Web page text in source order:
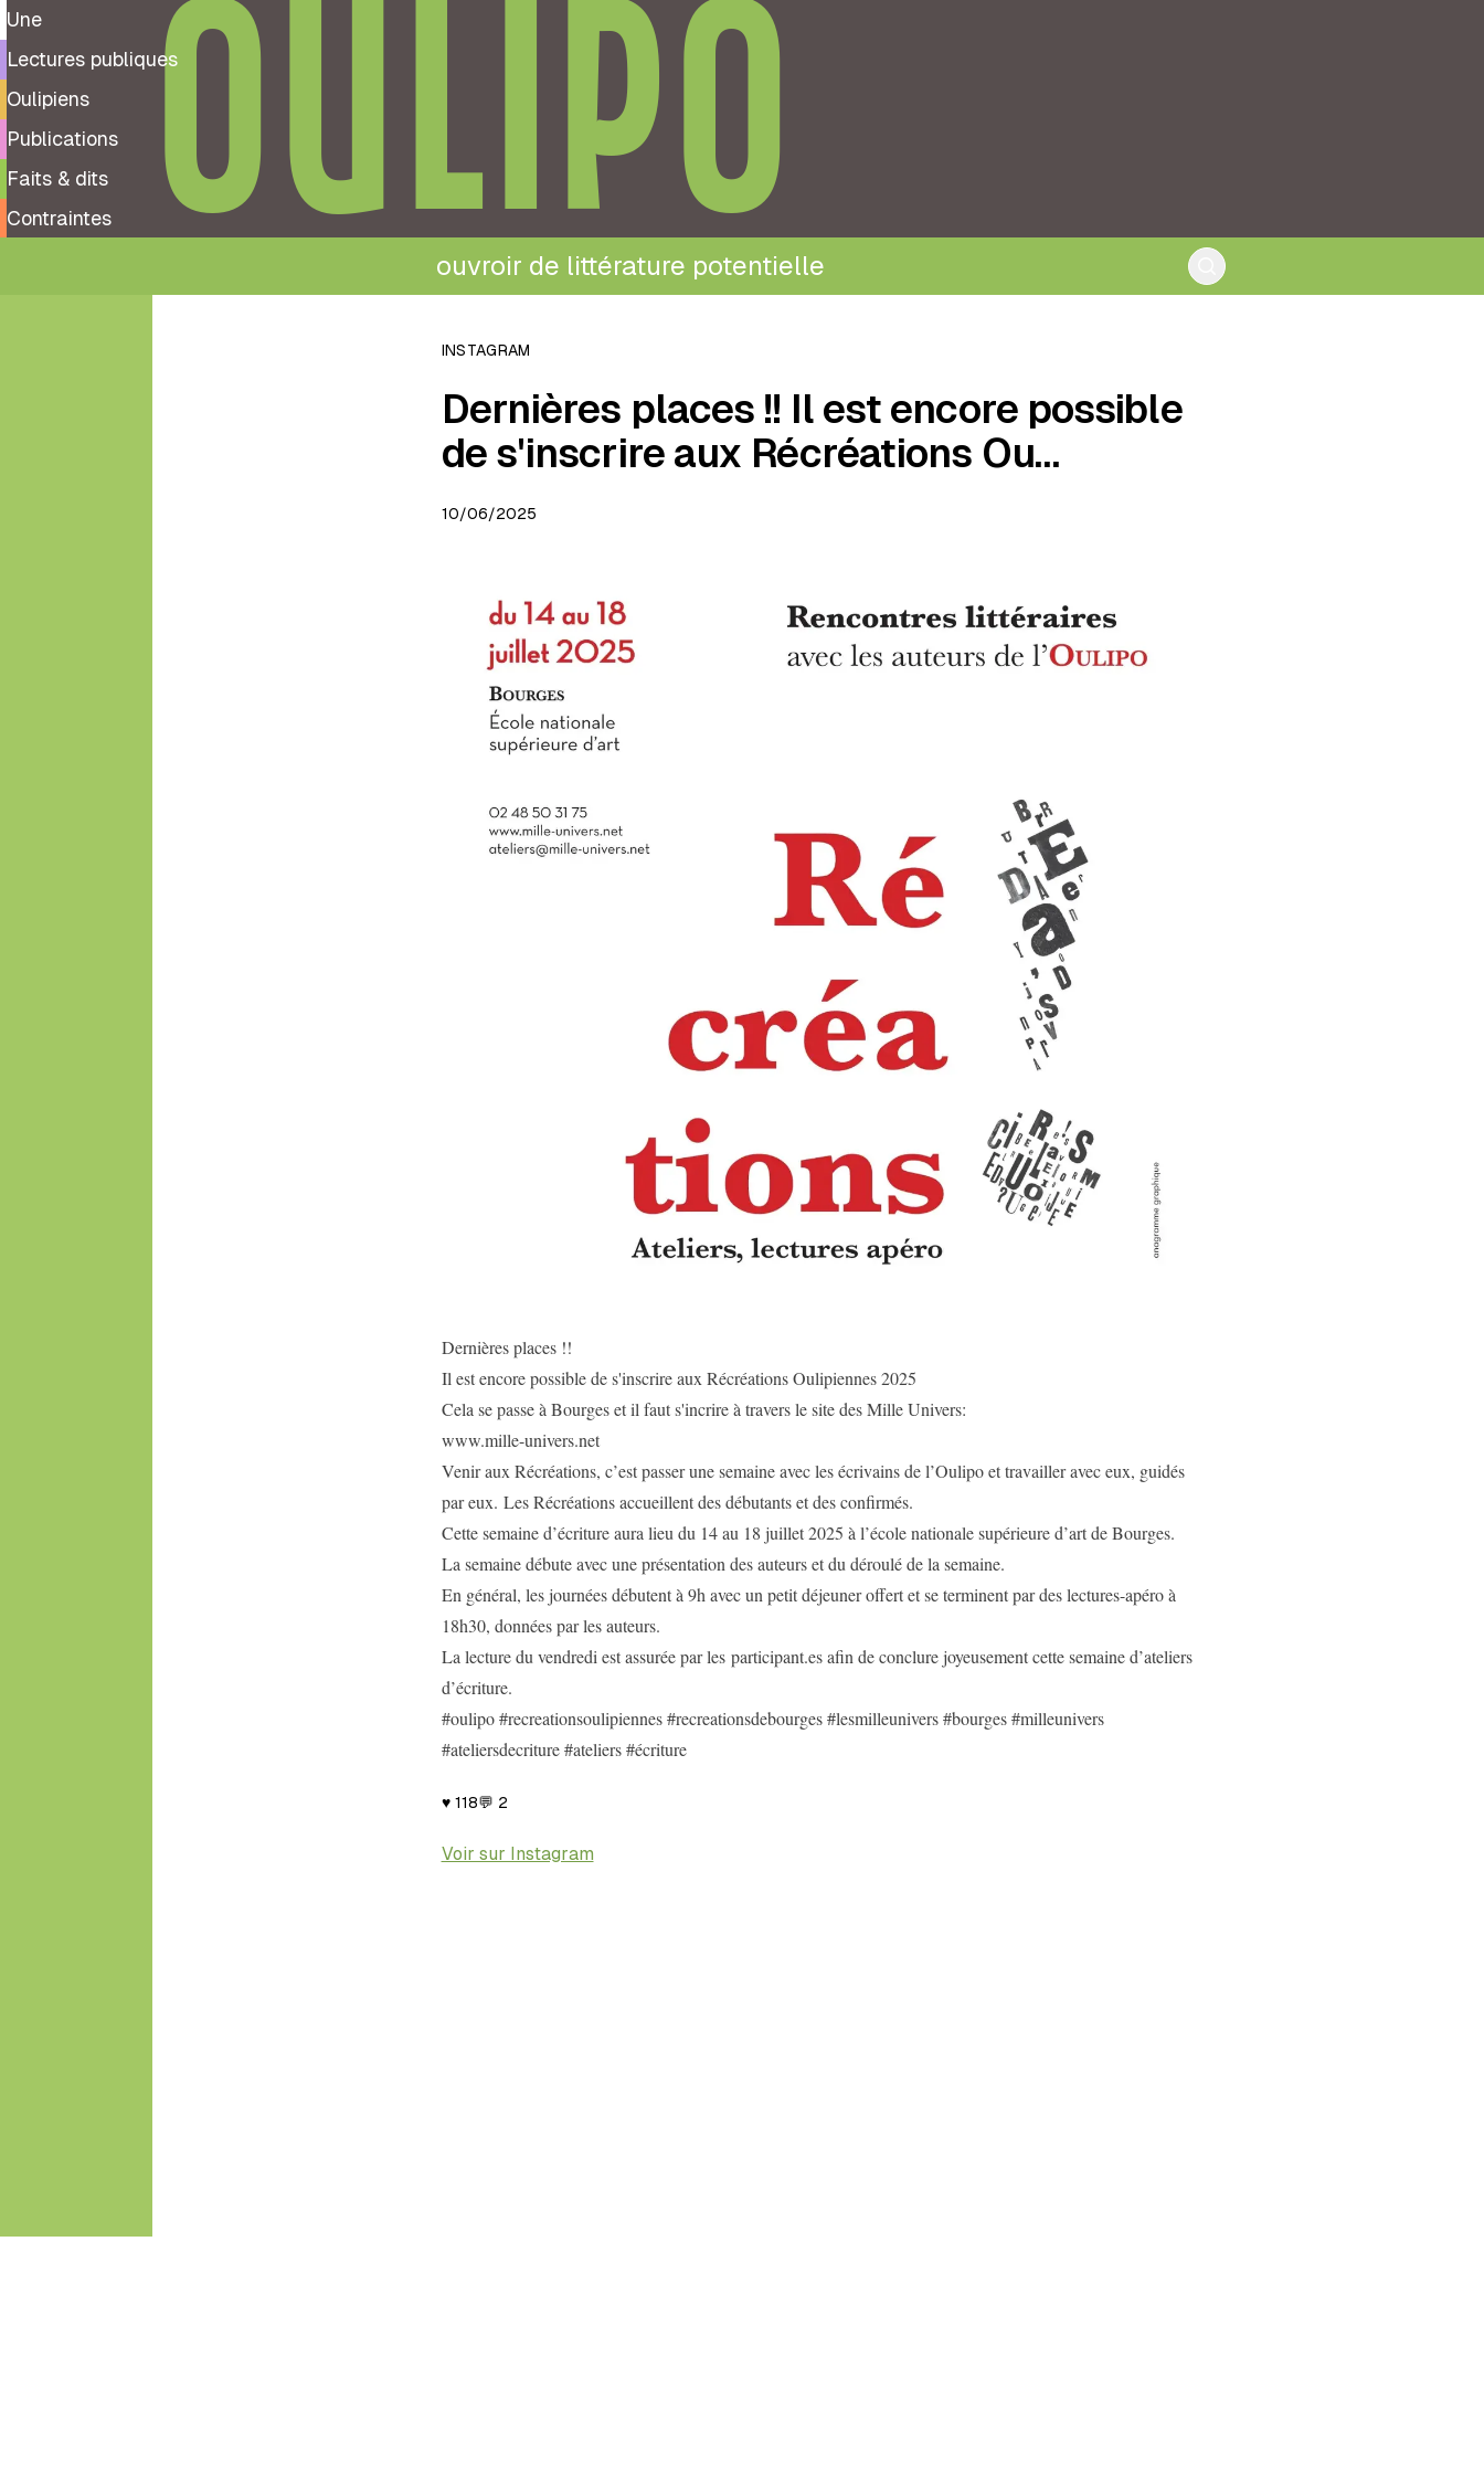
Une
Lectures publiques
Oulipiens
Publications
Faits & dits
Contraintes
OULIPO
ouvroir de littérature potentielle
INSTAGRAM
Dernières places !! Il est encore possible
de s'inscrire aux Récréations Ou…
10/06/2025
Dernières places !!
Il est encore possible de s'inscrire aux Récréations Oulipiennes 2025
Cela se passe à Bourges et il faut s'incrire à travers le site des Mille Univers:
www.mille-univers.net
Venir aux Récréations, c’est passer une semaine avec les écrivains de l’Oulipo et travailler avec eux, guidés
par eux. Les Récréations accueillent des débutants et des confirmés.
Cette semaine d’écriture aura lieu du 14 au 18 juillet 2025 à l’école nationale supérieure d’art de Bourges.
La semaine débute avec une présentation des auteurs et du déroulé de la semaine.
En général, les journées débutent à 9h avec un petit déjeuner offert et se terminent par des lectures-apéro à
18h30, données par les auteurs.
La lecture du vendredi est assurée par les participant.es afin de conclure joyeusement cette semaine d’ateliers
d’écriture.
#oulipo #recreationsoulipiennes #recreationsdebourges #lesmilleunivers #bourges #milleunivers
#ateliersdecriture #ateliers #écriture
♥ 118💬 2
Voir sur Instagram